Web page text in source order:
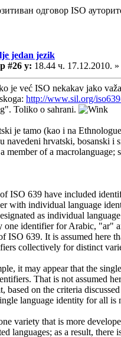
одговор ISO
jedan jezik
#26 у: 18.44 ч. 17.12.2010. »
je već ISO nekakav jako
http://www.sil.org/
Toliko o sahrani.
je tamo (kao i na
navedeni hrvatski, bosanski i
member of a
ISO 639 have included
with individual language
as individual
one identifier for Arabic, "ar"
ISO 639. It is assumed here
collectively for distinct
it may appear that the
That is not assumed
based on the criteria
language identity for all
variety that is more
languages; as a result,